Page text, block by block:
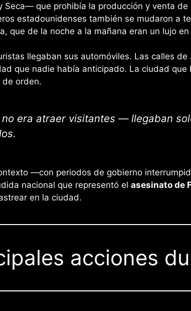
Seca— que prohibía la producción y venta
estadounidenses también se mudaron a
que de la noche a la mañana eran un lujo
llegaban sus automóviles. Las calles
que nadie había anticipado. La ciudad
de orden.
no era atraer visitantes — llegaban
—con periodos de gobierno
nacional que representó el asesinato de
en la ciudad.
acciones